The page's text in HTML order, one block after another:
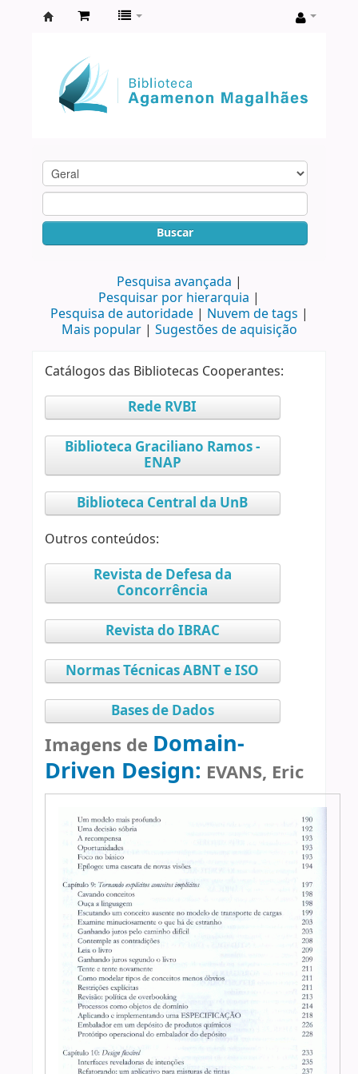
Agamenon
Magalhães
Buscar
Pesquisa avançada
Pesquisar por hierarquia
Pesquisa de autoridade
Nuvem de tags
Mais popular
Sugestões de aquisição
Catálogos das Bibliotecas Cooperantes:
Rede RVBI
Biblioteca Graciliano Ramos -
ENAP
Biblioteca Central da UnB
Outros conteúdos:
Revista de Defesa da
Concorrência
Revista do IBRAC
Normas Técnicas ABNT e ISO
Bases de Dados
Imagens de Domain-
Driven Design: EVANS, Eric